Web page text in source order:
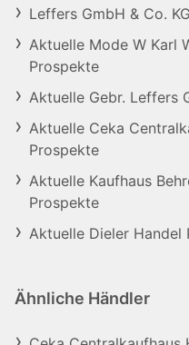
Leffers GmbH & Co.
Aktuelle Mode W Karl
Prospekte
Aktuelle Gebr. Leffers
Aktuelle Ceka
Prospekte
Aktuelle Kaufhaus
Prospekte
Aktuelle Dieler Handel
Ähnliche Händler